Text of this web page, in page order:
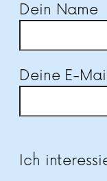
Dein Name
Deine E-
Ich